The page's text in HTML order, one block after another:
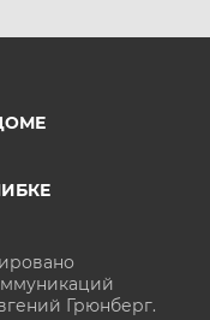
Грюнберг.